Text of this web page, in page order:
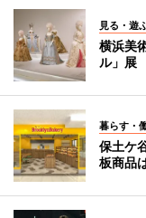
見る・遊
横浜美
ル」展
暮らす・
保土ケ
板商品